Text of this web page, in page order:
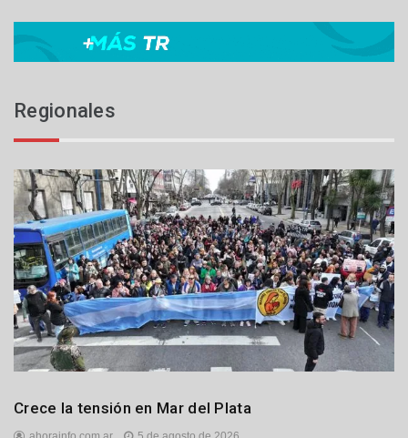
Regionales
Regionales
Crece la tensión en Mar del Plata